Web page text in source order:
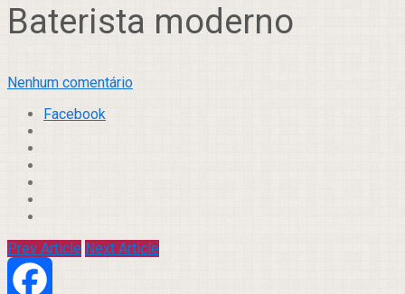
Baterista moderno
Nenhum comentário
Facebook
Prev Article Next Article